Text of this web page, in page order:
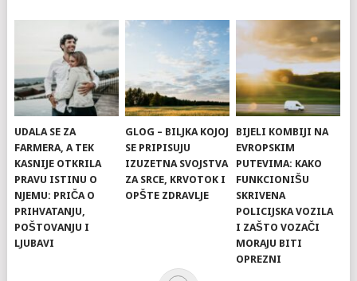
UDALA SE ZA
FARMERA, A TEK
KASNIJE OTKRILA
PRAVU ISTINU O
NJEMU: PRIČA O
PRIHVATANJU,
POŠTOVANJU I
LJUBAVI
GLOG – BILJKA KOJOJ
SE PRIPISUJU
IZUZETNA SVOJSTVA
ZA SRCE, KRVOTOK I
OPŠTE ZDRAVLJE
BIJELI KOMBIJI NA
EVROPSKIM
PUTEVIMA: KAKO
FUNKCIONIŠU
SKRIVENA
POLICIJSKA VOZILA
I ZAŠTO VOZAČI
MORAJU BITI
OPREZNI